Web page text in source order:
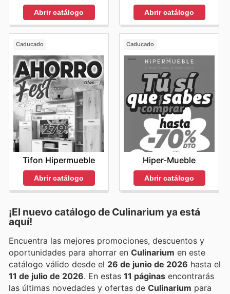
Abrir catálogo Abrir catálogo
Caducado
Tifon Hipermueble
Abrir catálogo
Caducado
Hiper-Mueble
Abrir catálogo
¡El nuevo catálogo de Culinarium ya está
aquí!
Encuentra las mejores promociones, descuentos y
oportunidades para ahorrar en Culinarium en este
catálogo válido desde el 26 de junio de 2026 hasta el
11 de julio de 2026 . En estas 11 páginas encontrarás
las últimas novedades y ofertas de Culinarium para